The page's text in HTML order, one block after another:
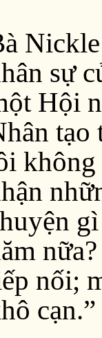
sự
Hội
tạo
không
nối;
cạn.”